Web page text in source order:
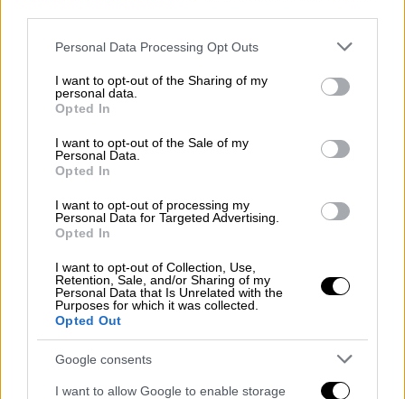
Please note that this website/app uses one or more Google
not limited to your visit or usage behaviour. You may click to
grant or deny consent to Google and its third-party tags to
use your data for below specified purposes in below Google
consent section.
Personal Data Processing Opt Outs
I want to opt-out of the Sharing of my
personal data.
Opted In
I want to opt-out of the Sale of my
Personal Data.
Opted In
I want to opt-out of processing my
Personal Data for Targeted Advertising.
Opted In
I want to opt-out of Collection, Use,
Retention, Sale, and/or Sharing of my
Personal Data that Is Unrelated with the
Purposes for which it was collected.
Opted Out
Google consents
I want to allow Google to enable storage
του δίνει ο 17χρονος που παρασύρθηκε
από λεωφορείο - Χειρουργήθηκε στο
Τζάνειο
Το φριχτό ατύχημα συνέβη την ώρα που ο
περίπου 17 ετών νεαρός βρισκόταν με τους
φίλους του κοντά στο Δημοτικό Θέατρο
Πειραιά